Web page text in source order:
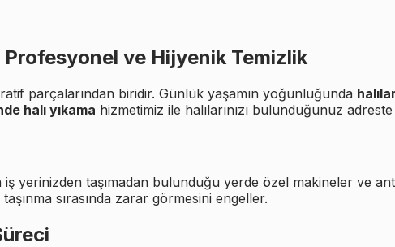
Profesyonel ve Hijyenik Temizlik
parçalarından biridir. Günlük yaşamın yoğunluğunda
halı yıkama hizmetimiz ile halılarınızı bulunduğunuz
iş yerinizden taşımadan bulunduğu yerde özel makineler ve
sırasında zarar görmesini engeller.